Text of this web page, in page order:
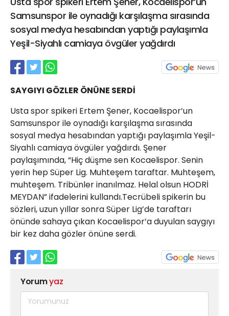
Samsunspor ile oynadığı karşılaşma sırasında
sosyal medya hesabından yaptığı paylaşımla
Yeşil-Siyahlı camiaya övgüler yağdırdı
SAYGIYI GÖZLER ÖNÜNE SERDİ
Usta spor spikeri Ertem Şener, Kocaelispor’un
Samsunspor ile oynadığı karşılaşma sırasında
sosyal medya hesabından yaptığı paylaşımla Yeşil-
Siyahlı camiaya övgüler yağdırdı. Şener
paylaşımında, “Hiç düşme sen Kocaelispor. Senin
yerin hep Süper Lig. Muhteşem taraftar. Muhteşem,
muhteşem. Tribünler inanılmaz. Helal olsun HODRİ
MEYDAN” ifadelerini kullandı.Tecrübeli spikerin bu
sözleri, uzun yıllar sonra Süper Lig’de taraftarı
önünde sahaya çıkan Kocaelispor’a duyulan saygıyı
bir kez daha gözler önüne serdi.
Yorumyaz
21 Gölcük
02624132333
haber@golcukpostasi.com